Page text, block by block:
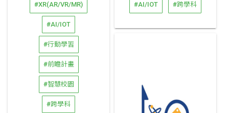
#XR(AR/VR/MR)
#AI/IOT
#行動學習
#前瞻計畫
#智慧校園
#跨學科
#AI/IOT #跨學科